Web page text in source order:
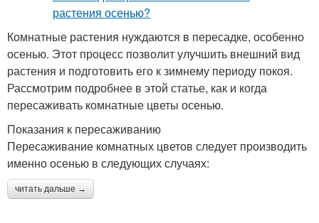
Комнатные растения нуждаются в пересадке, особенно
осенью. Этот процесс позволит улучшить внешний вид
растения и подготовить его к зимнему периоду покоя.
Рассмотрим подробнее в этой статье, как и когда
пересаживать комнатные цветы осенью.
Показания к пересаживанию
Пересаживание комнатных цветов следует производить
именно осенью в следующих случаях:
читать дальше →